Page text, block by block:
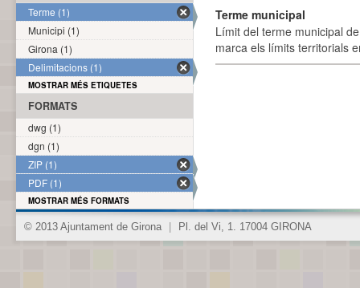
Terme municipal
Límit del terme municipal
marca els límits territorials
Terme (1)
Municipi (1)
Girona (1)
Delimitacions (1)
MOSTRAR MÉS ETIQUETES
FORMATS
dwg (1)
dgn (1)
ZIP (1)
PDF (1)
MOSTRAR MÉS FORMATS
© 2013 Ajuntament de Girona Pl. del Vi, 1. 17004 GIRONA